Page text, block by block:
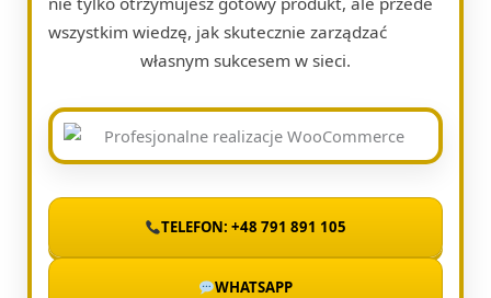
wszystkim wiedzę, jak skutecznie zarządzać
własnym sukcesem w sieci.
TELEFON: +48 791 891 105
WHATSAPP